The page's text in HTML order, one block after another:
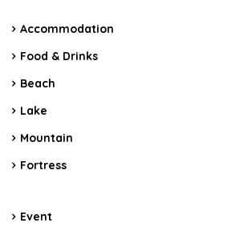
Accommodation
Food & Drinks
Beach
Lake
Mountain
Fortress
Event